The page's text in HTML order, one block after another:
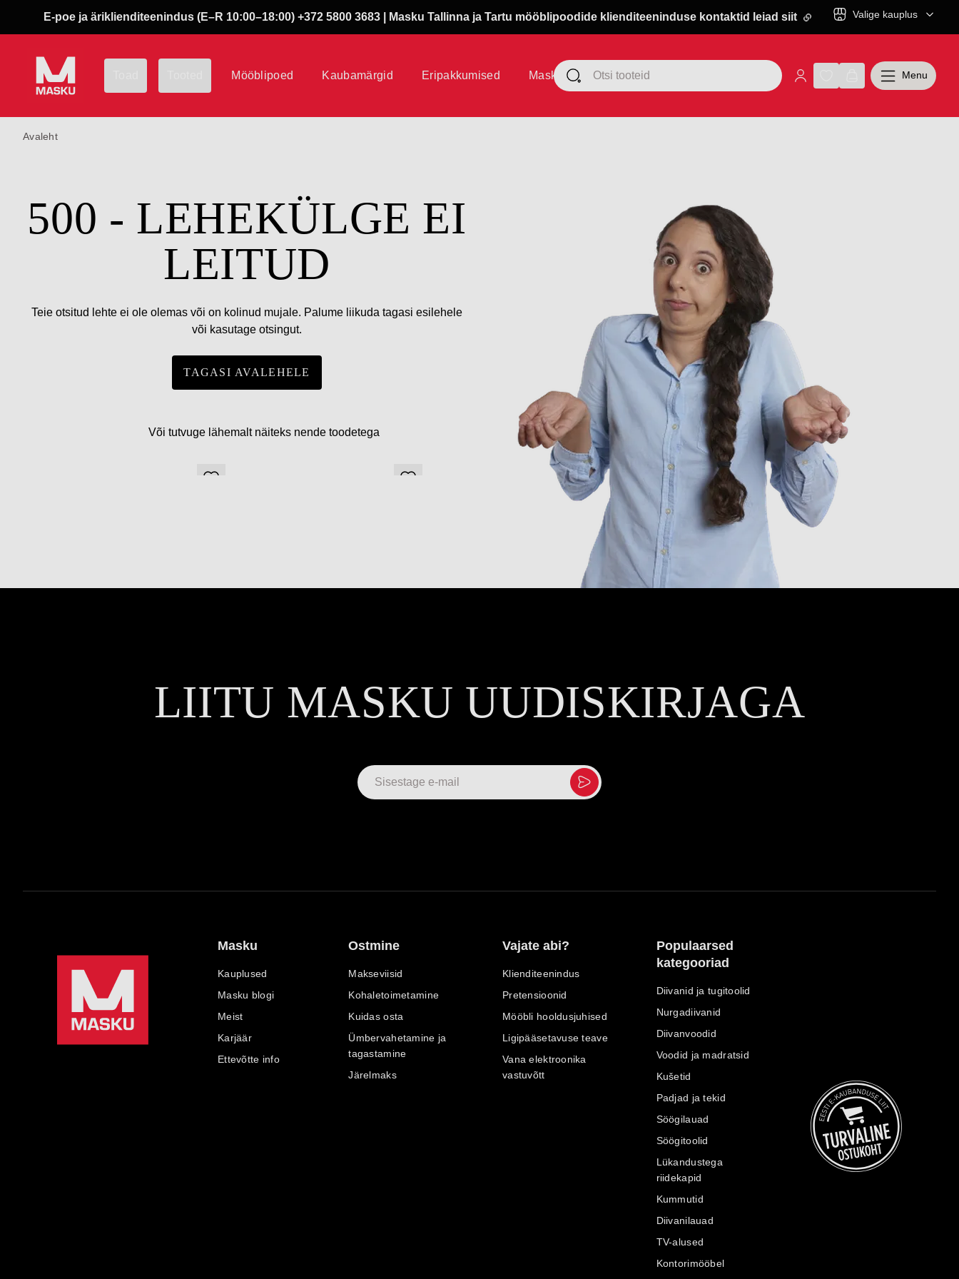
E-poe ja äriklienditeenindus (E–R 10:00–18:00) +372 5800 3683 | Masku Tallinna ja Tartu mööblipoodide klienditeeninduse kontaktid leiad siit Valige kauplus
Mööblipoed Kaubamärgid Eripakkumised Masku klubi Menu
Avaleht
500 - LEHEKÜLGE EI
LEITUD
Teie otsitud lehte ei ole olemas või on kolinud mujale. Palume liikuda tagasi esilehele
või kasutage otsingut.
TAGASI AVALEHELE
Või tutvuge lähemalt näiteks nende toodetega
LIITU MASKU UUDISKIRJAGA
Masku
Kauplused
Masku blogi
Meist
Karjäär
Ettevõtte info
Ostmine
Makseviisid
Kohaletoimetamine
Kuidas osta
Ümbervahetamine ja
tagastamine
Järelmaks
Vajate abi?
Klienditeenindus
Pretensioonid
Mööbli hooldusjuhised
Ligipääsetavuse teave
Vana elektroonika
vastuvõtt
Populaarsed
kategooriad
Diivanid ja tugitoolid
Nurgadiivanid
Diivanvoodid
Voodid ja madratsid
Kušetid
Padjad ja tekid
Söögilauad
Söögitoolid
Lükandustega
riidekapid
Kummutid
Diivanilauad
TV-alused
Kontorimööbel